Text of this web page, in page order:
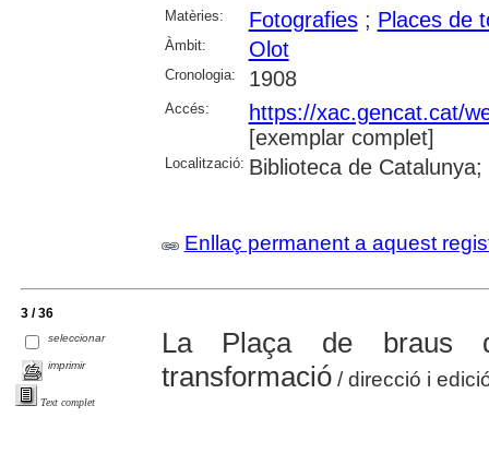
Matèries: Fotografies; Places de
Àmbit: Olot
Cronologia: 1908
Accés:
https://xac.gencat.cat/
[exemplar complet]
Localització: Biblioteca de
Enllaç permanent a aquest
3 / 36
seleccionar
imprimir
Text complet
La Plaça de braus
transformació/ direcció i